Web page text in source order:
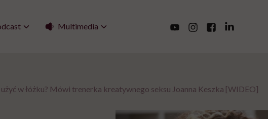
Multimedia
w łóżku? Mówi trenerka kreatywnego seksu Joanna Keszka [WIDEO]